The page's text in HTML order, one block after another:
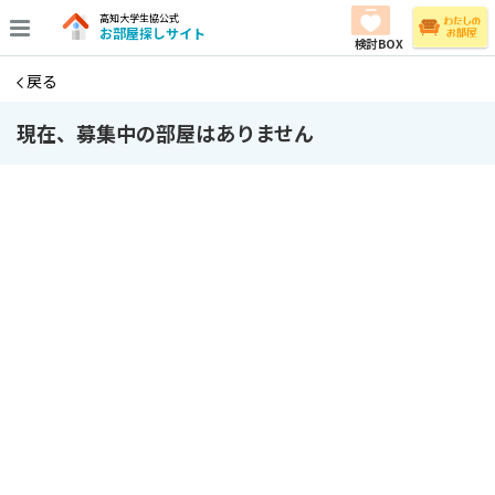
高知大学生協公式
お部屋探しサイト
検討BOX
戻る
現在、募集中の部屋はありません